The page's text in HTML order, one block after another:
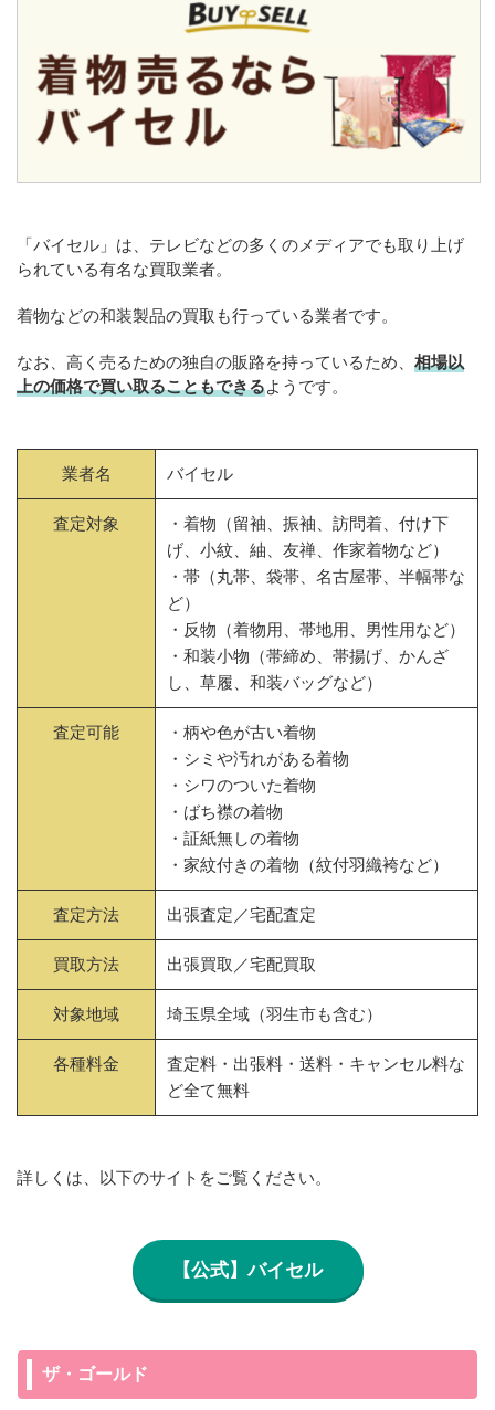
「バイセル」は、テレビなどの多くのメディアでも取り上げ
られている有名な買取業者。
着物などの和装製品の買取も行っている業者です。
なお、高く売るための独自の販路を持っているため、 相場以
上の価格で買い取ることもできるようです。
業者名 バイセル
査定対象
・着物（留袖、振袖、訪問着、付け下
げ、小紋、紬、友禅、作家着物など）
・帯（丸帯、袋帯、名古屋帯、半幅帯な
ど）
・反物（着物用、帯地用、男性用など）
・和装小物（帯締め、帯揚げ、かんざ
し、草履、和装バッグなど）
査定可能
・柄や色が古い着物
・シミや汚れがある着物
・シワのついた着物
・ばち襟の着物
・証紙無しの着物
・家紋付きの着物（紋付羽織袴など）
査定方法 出張査定／宅配査定
買取方法 出張買取／宅配買取
対象地域 埼玉県全域（羽生市も含む）
各種料金
査定料・出張料・送料・キャンセル料な
ど全て無料
詳しくは、以下のサイトをご覧ください。
【公式】バイセル
ザ・ゴールド